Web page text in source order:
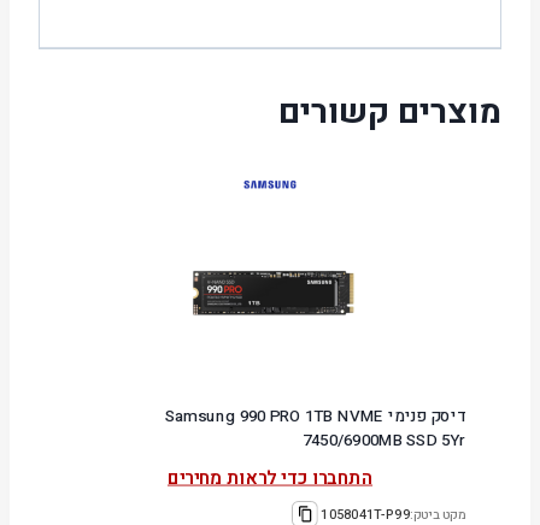
מוצרים קשורים
דיסק פנימי Samsung 990 PRO 1TB NVME
7450/6900MB SSD 5Yr
התחברו כדי לראות מחירים
מקט ביטק:1058041T-P99